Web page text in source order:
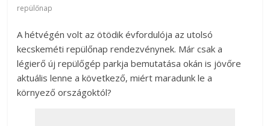
repülőnap
A hétvégén volt az ötödik évfordulója az utolsó
kecskeméti repülőnap rendezvénynek. Már csak a
légierő új repülőgép parkja bemutatása okán is jövőre
aktuális lenne a következő, miért maradunk le a
környező országoktól?